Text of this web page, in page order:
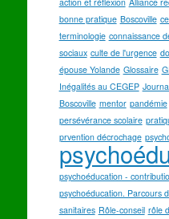
bonne pratique Boscoville
terminologie connaissance
sociaux culte de l'urgence
épouse Yolande Glossaire
Inégalités au CEGEP
Boscoville mentor pandémie
persévérance scolaire
prvention décrochage
psychoéducation -
psychoéducation. Parcours
sanitaires Rôle-conseil rôle